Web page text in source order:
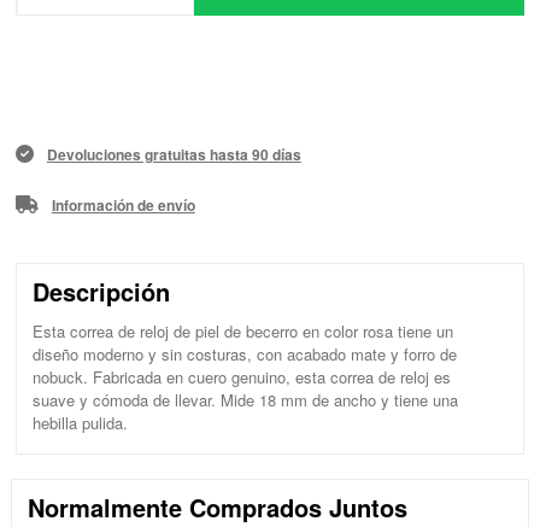
Devoluciones gratuitas hasta 90 días
Información de envío
Descripción
Esta correa de reloj de piel de becerro en color rosa tiene un
diseño moderno y sin costuras, con acabado mate y forro de
nobuck. Fabricada en cuero genuino, esta correa de reloj es
suave y cómoda de llevar. Mide 18 mm de ancho y tiene una
hebilla pulida.
Normalmente Comprados Juntos